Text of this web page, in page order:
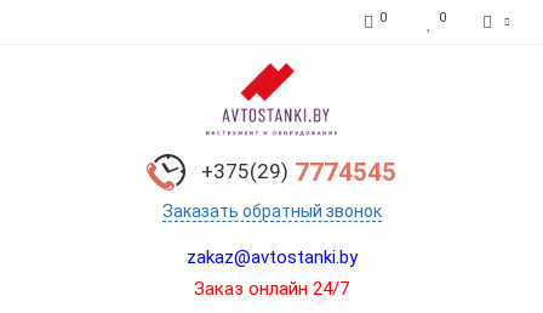
0 0
+375(29) 7774545
Заказать обратный звонок
zakaz@avtostanki.by
Заказ онлайн 24/7